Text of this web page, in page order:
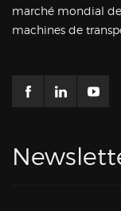
marché mondial
machines de